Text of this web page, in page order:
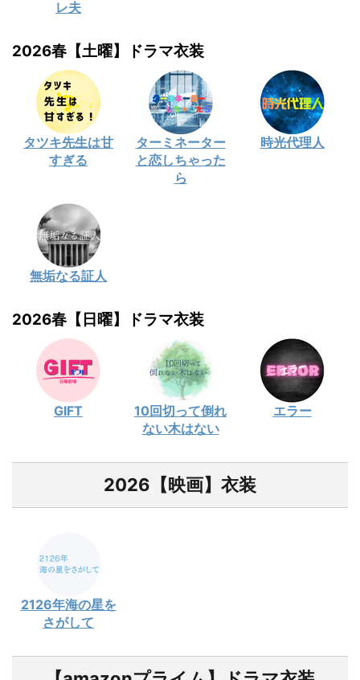
レ夫
2026春【土曜】ドラマ衣装
タツキ先生は甘
すぎる
ターミネーター
と恋しちゃった
ら
時光代理人
無垢なる証人
2026春【日曜】ドラマ衣装
GIFT
10回切って倒れ
ない木はない
エラー
2026【映画】衣装
2126年海の星を
さがして